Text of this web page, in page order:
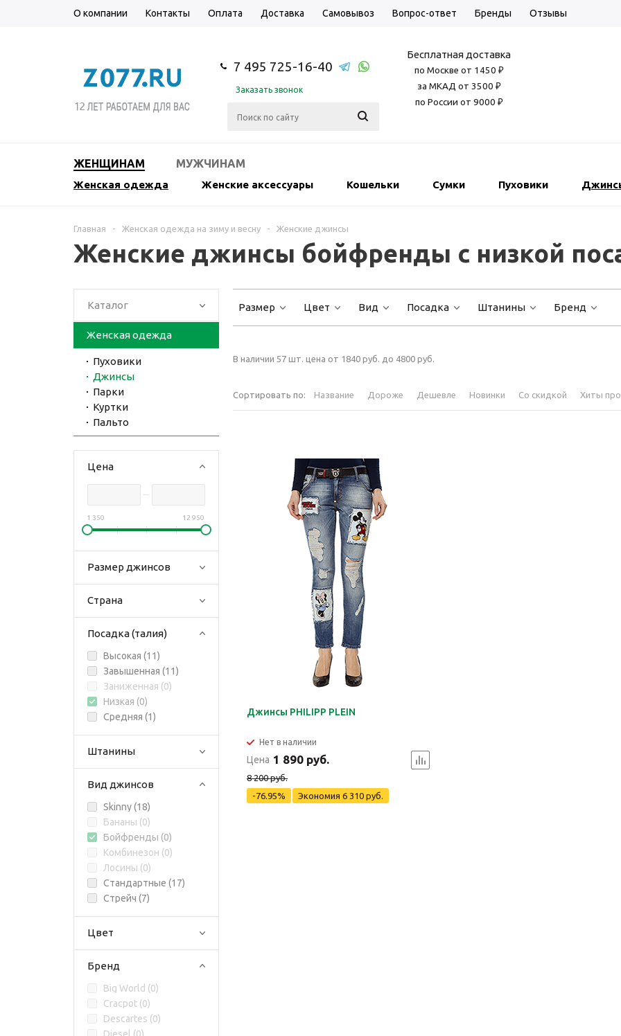
О компании Контакты Оплата Доставка Самовывоз Вопрос-ответ Бренды Отзывы
7 495 725-16-40
Заказать звонок
Бесплатная доставка
по Москве от 1450 ₽
за МКАД от 3500 ₽
по России от 9000 ₽
ЖЕНЩИНАМ МУЖЧИНАМ
Женская одежда Женские аксессуары Кошельки Сумки Пуховики
Главная - Женская одежда на зиму и весну - Женские джинсы
Женские джинсы бойфренды с низкой
Каталог
Женская одежда
Пуховики
Джинсы
Парки
Куртки
Пальто
Цена
1 350 12 950
Размер джинсов
Страна
Посадка (талия)
Высокая (11)
Завышенная (11)
Заниженная (0)
Низкая (0)
Средняя (1)
Штанины
Вид джинсов
Skinny (18)
Бананы (0)
Бойфренды (0)
Комбинезон (0)
Лосины (0)
Стандартные (17)
Стрейч (7)
Цвет
Бренд
Big World (0)
Cracpot (0)
Descartes (0)
Размер Цвет Вид Посадка Штанины Бренд
В наличии 57 шт. цена от 1840 руб. до 4800 руб.
Сортировать по: Название Дороже Дешевле Новинки Со скидкой Хиты
Джинсы PHILIPP PLEIN
Нет в наличии
Цена 1 890 руб.
8 200 руб.
-76.95%
Экономия 6 310 руб.